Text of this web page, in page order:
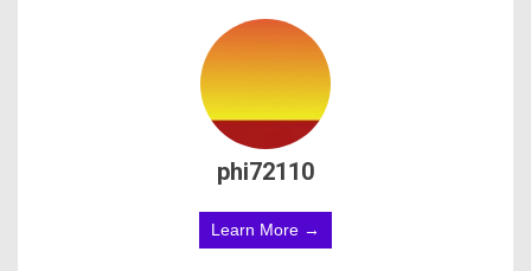
phi72110
Learn More →